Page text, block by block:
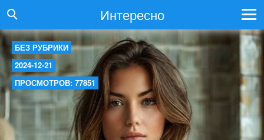
Интересно
БЕЗ РУБРИКИ
2024-12-21
ПРОСМОТРОВ: 77851